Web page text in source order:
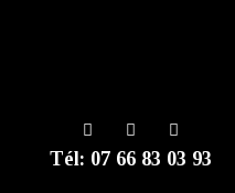
Tél: 07 66 83 03 93